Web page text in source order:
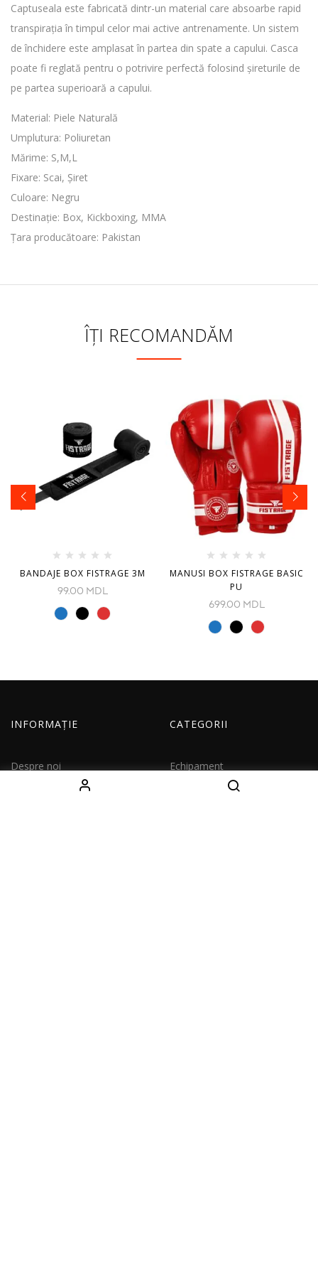
Captuseala este fabricată dintr-un material care absoarbe rapid
transpirația în timpul celor mai active antrenamente. Un sistem
de închidere este amplasat în partea din spate a capului. Casca
poate fi reglată pentru o potrivire perfectă folosind șireturile de
pe partea superioară a capului.
Material: Piele Naturală
Umplutura: Poliuretan
Mărime: S,M,L
Fixare: Scai, Șiret
Culoare: Negru
Destinație: Box, Kickboxing, MMA
Țara producătoare: Pakistan
ÎȚI RECOMANDĂM
BANDAJE BOX FISTRAGE 3M
99.00 MDL
MANUSI BOX FISTRAGE BASIC
PU
699.00 MDL
INFORMAȚIE
Despre noi
CATEGORII
Echipament
Imbracaminte